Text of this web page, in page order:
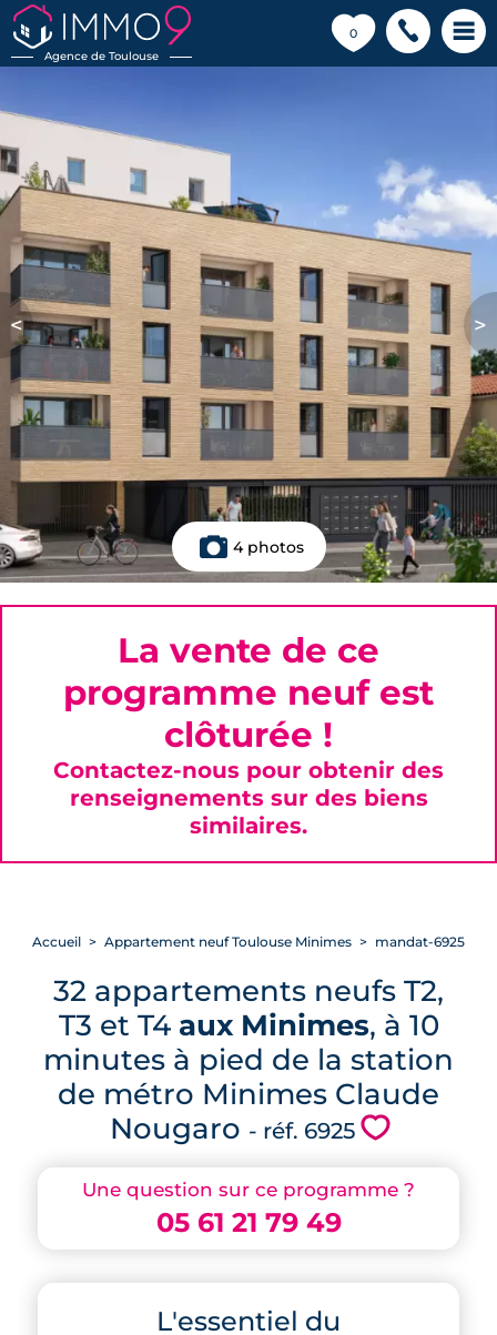
Agence de Toulouse
0
💗
< >
4 photos
Une question sur ce programme ?
05 61 21 79 49
L'essentiel du
Accueil Appartement neuf Toulouse Minimes mandat-6925
32 appartements neufs T2,
T3 et T4 aux Minimes, à 10
minutes à pied de la station
de métro Minimes Claude
Nougaro - réf. 6925 💗
La vente de ce
programme neuf est
clôturée !
Contactez-nous pour obtenir des
renseignements sur des biens
similaires.